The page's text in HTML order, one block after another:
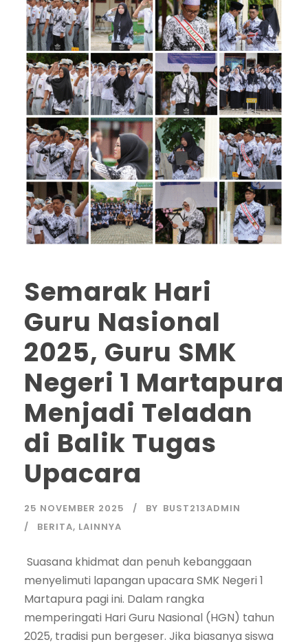
Semarak Hari
Guru Nasional
2025, Guru SMK
Negeri 1 Martapura
Menjadi Teladan
di Balik Tugas
Upacara
25 NOVEMBER 2025 BY BUST213ADMIN
BERITA, LAINNYA
Suasana khidmat dan penuh kebanggaan
menyelimuti lapangan upacara SMK Negeri 1
Martapura pagi ini. Dalam rangka
memperingati Hari Guru Nasional (HGN) tahun
2025, tradisi pun bergeser. Jika biasanya siswa